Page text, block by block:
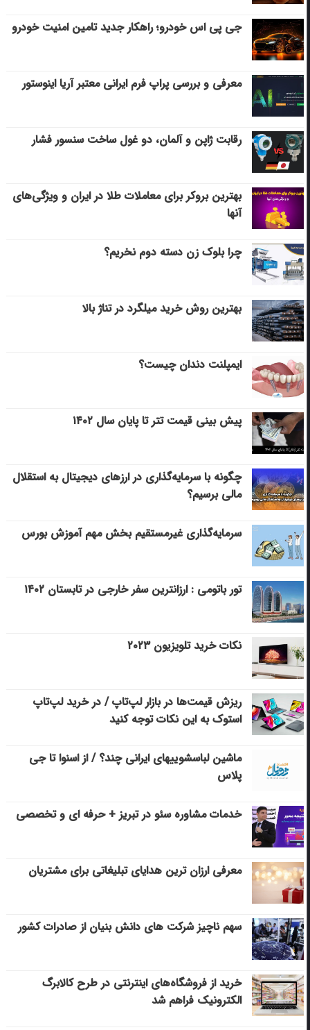
جی پی اس خودرو؛ راهکار جدید تامین امنیت خودرو
معرفی و بررسی پراپ فرم ایرانی معتبر آریا اینوستور
رقابت ژاپن و آلمان، دو غول ساخت سنسور فشار
بهترین بروکر برای معاملات طلا در ایران و ویژگی‌های
آنها
چرا بلوک زن دسته دوم نخریم؟
بهترین روش خرید میلگرد در تناژ بالا
ایمپلنت دندان چیست؟
پیش بینی قیمت تتر تا پایان سال ۱۴۰۲
چگونه با سرمایه‌گذاری در ارزهای دیجیتال به استقلال
مالی برسیم؟
سرمایه‌گذاری غیرمستقیم بخش مهم آموزش بورس
تور باتومی : ارزانترین سفر خارجی در تابستان ۱۴۰۲
نکات خرید تلویزیون ۲۰۲۳
ریزش قیمت‌ها در بازار لپ‌تاپ / در خرید لپ‌تاپ
استوک به این نکات توجه کنید
ماشین لباسشویی‎های ایرانی چند؟ / از اسنوا تا جی
پلاس
خدمات مشاوره سئو در تبریز + حرفه ای و تخصصی
معرفی ارزان ترین هدایای تبلیغاتی برای مشتریان
سهم ناچیز شرکت های دانش بنیان از صادرات کشور
خرید از فروشگاه‌های اینترنتی در طرح کالابرگ
الکترونیک فراهم شد